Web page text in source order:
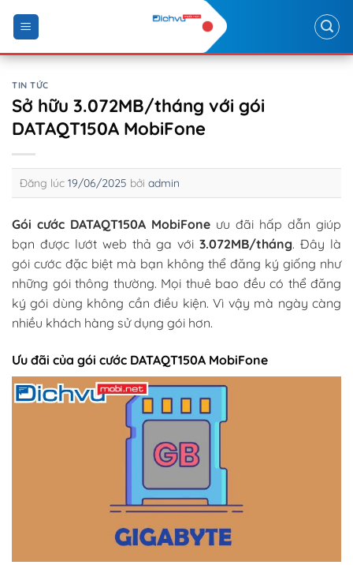
content
TIN TỨC
Sở hữu 3.072MB/tháng với gói
DATAQT150A MobiFone
Đăng lúc 19/06/2025 bởi admin
Gói cước DATAQT150A MobiFone ưu đãi hấp dẫn giúp
bạn được lướt web thả ga với3.072MB/tháng. Đây là
gói cước đặc biệt mà bạn không thể đăng ký giống như
những gói thông thường. Mọi thuê bao đều có thể đăng
ký gói dùng không cần điều kiện. Vì vậy mà ngày càng
nhiều khách hàng sử dụng gói hơn.
Ưu đãi của gói cước DATAQT150A MobiFone